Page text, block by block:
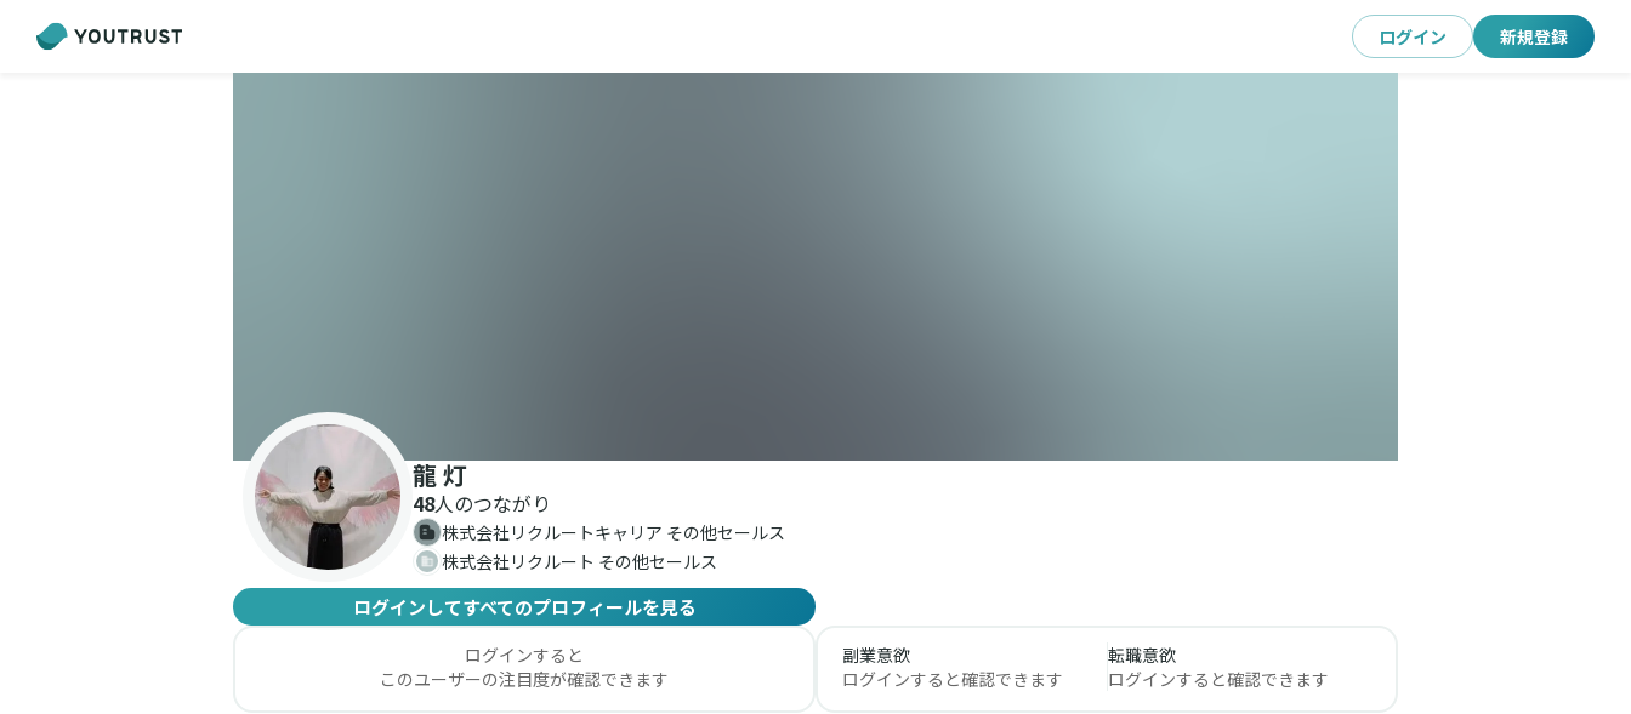
ログイン 新規登録
龍 灯
48人のつながり
株式会社リクルートキャリア その他セールス
株式会社リクルート その他セールス
ログインしてすべてのプロフィールを見る
ログインすると
このユーザーの注目度が確認できます
副業意欲
ログインすると確認できます
転職意欲
ログインすると確認できます